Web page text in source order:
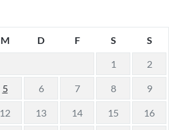
M D F S S
1 2
5 6 7 8 9
12 13 14 15 16